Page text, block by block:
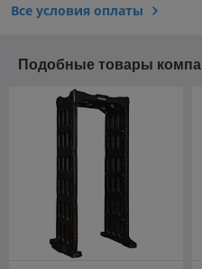
Все условия оплаты
Подобные товары